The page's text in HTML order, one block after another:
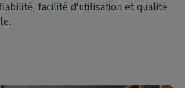
fiabilité, facilité d'utilisation et qualité